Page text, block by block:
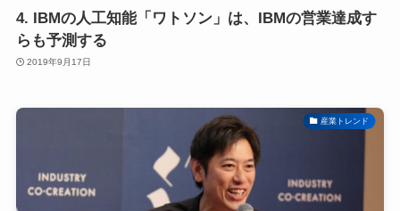
4. IBMの人工知能「ワトソン」は、IBMの営業達成す
らも予測する
2019年9月17日
産業トレンド